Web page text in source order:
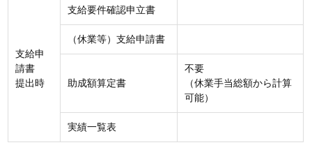
支給申
請書
提出時
支給要件確認申立書
（休業等）支給申請書
助成額算定書
不要
（休業手当総額から計算
可能）
実績一覧表